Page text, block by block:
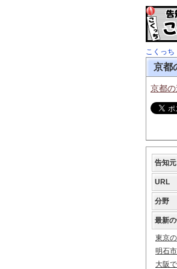
こくっち
京都
京都の
告知元
URL
分野
最新
東京
明石
大阪